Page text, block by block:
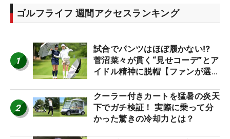
ゴルフライフ 週間アクセスランキング
1
試合でパンツはほぼ履かない⁉
菅沼菜々が貫く“見せコーデ”とア
イドル精神に脱帽【ファンが選ぶ
2
クーラー付きカートを猛暑の炎天
下でガチ検証！ 実際に乗って分
かった驚きの冷却力とは？